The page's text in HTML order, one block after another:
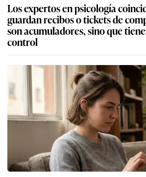
Los expertos en psicología
guardan recibos o tickets de
son acumuladores, sino que
control